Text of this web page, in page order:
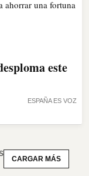
ESPAÑA ES VOZ
este
CARGAR MÁS